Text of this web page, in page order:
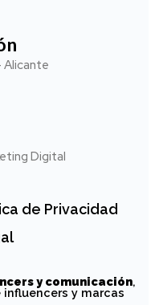
Alicante
Digital
de Privacidad
y comunicación,
y marcas